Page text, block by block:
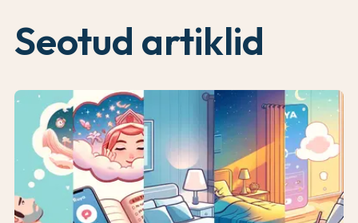
Seotud artiklid